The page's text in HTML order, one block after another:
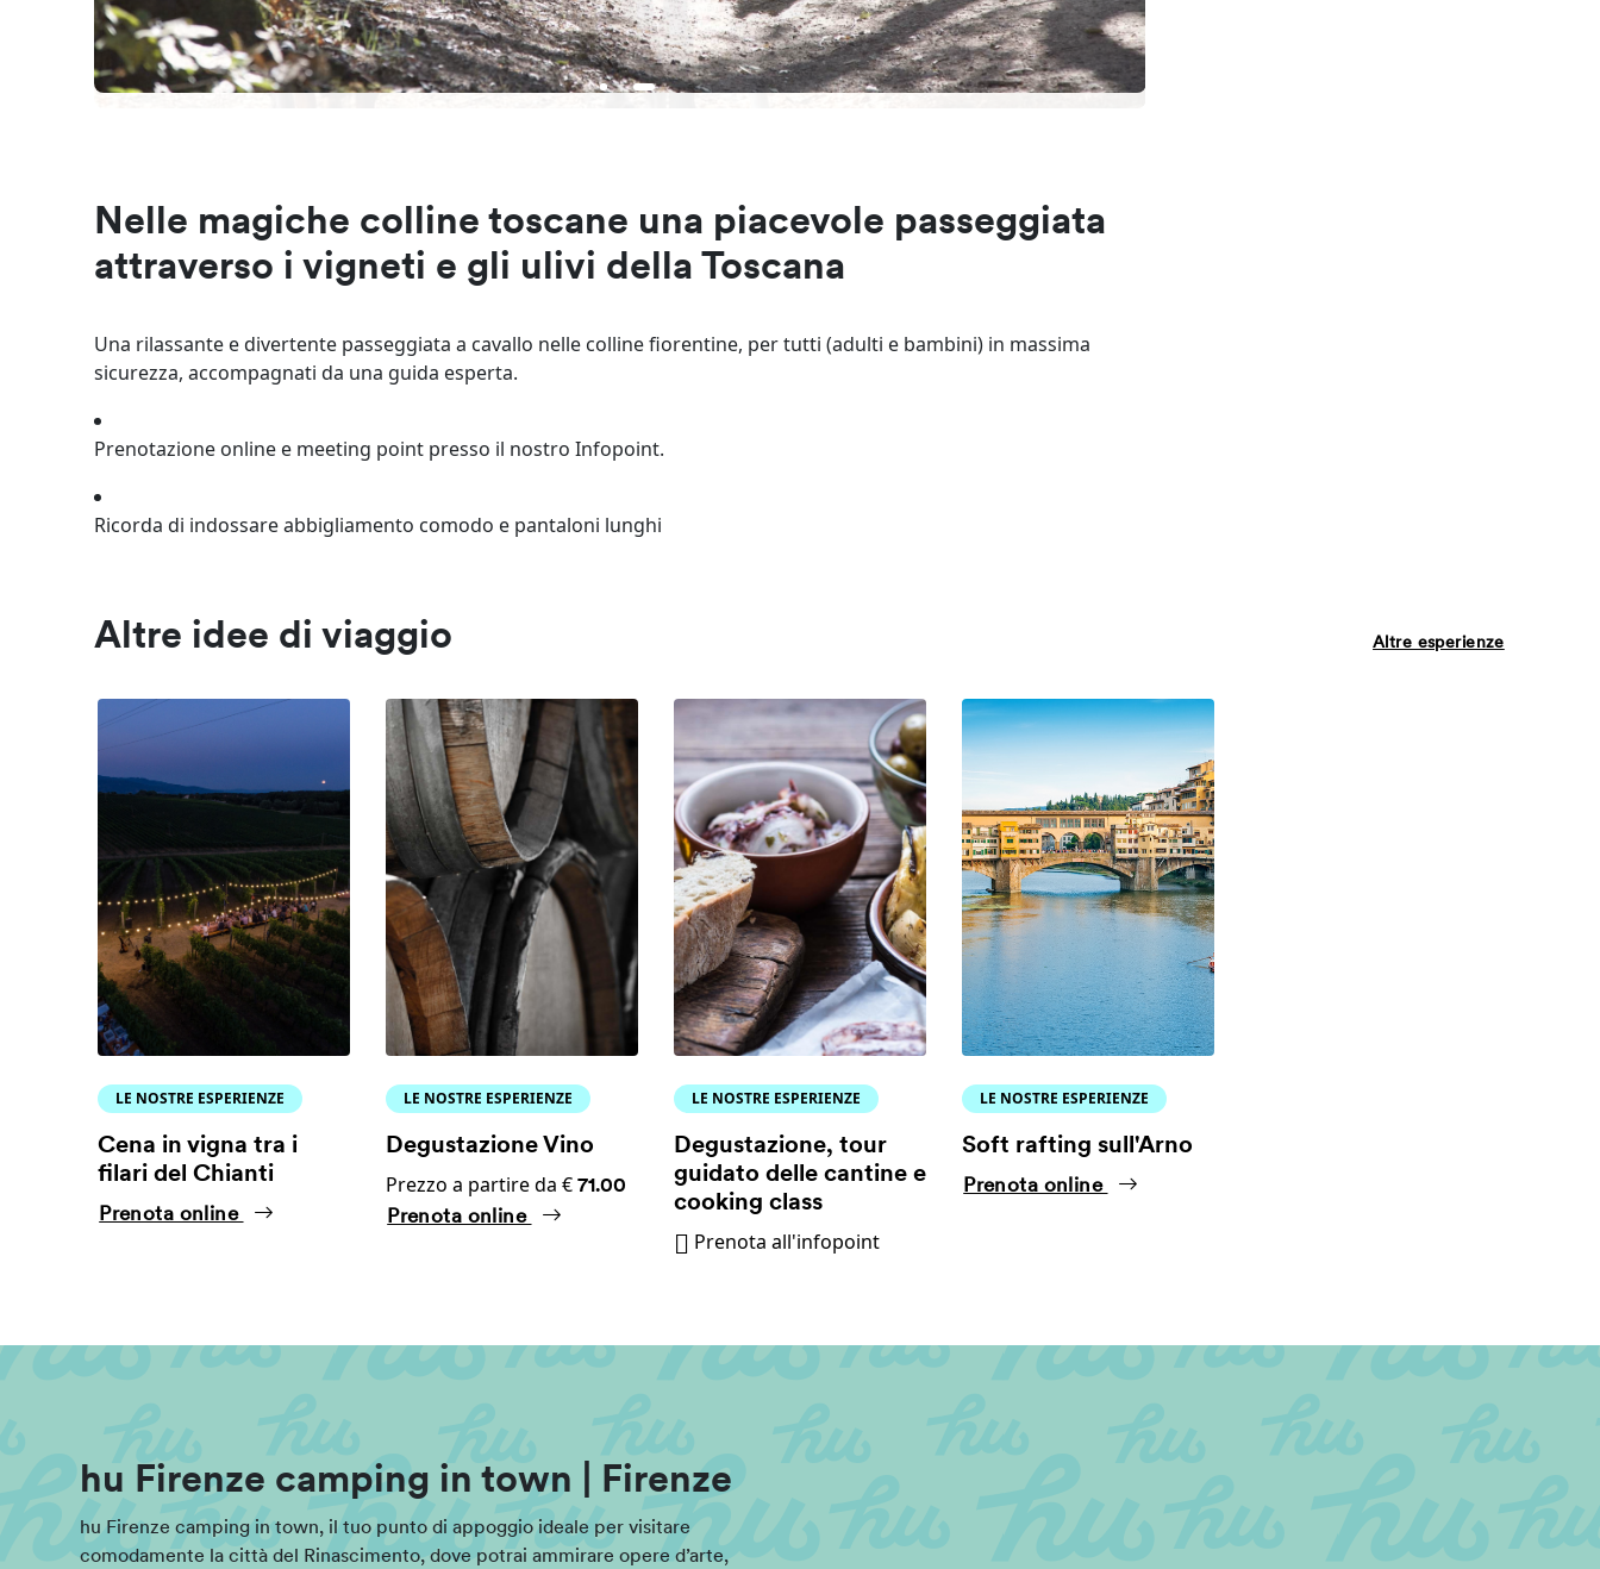
Nelle magiche colline toscane una piacevole passeggiata
attraverso i vigneti e gli ulivi della Toscana
Una rilassante e divertente passeggiata a cavallo nelle colline fiorentine, per tutti (adulti e bambini) in massima
sicurezza, accompagnati da una guida esperta.
Prenotazione online e meeting point presso il nostro Infopoint.
Ricorda di indossare abbigliamento comodo e pantaloni lunghi
Altre idee di viaggio Altre esperienze
LE NOSTRE ESPERIENZE
Cena in vigna tra i
filari del Chianti
Prenota online
LE NOSTRE ESPERIENZE
Degustazione Vino
Prezzo a partire da €71.00
Prenota online
LE NOSTRE ESPERIENZE
Degustazione, tour
guidato delle cantine e
cooking class
Prenota all'infopoint
LE NOSTRE ESPERIENZE
Soft rafting sull'Arno
Prenota online
hu Firenze camping in town | Firenze
hu Firenze camping in town, il tuo punto di appoggio ideale per visitare
comodamente la città del Rinascimento, dove potrai ammirare opere d’arte,